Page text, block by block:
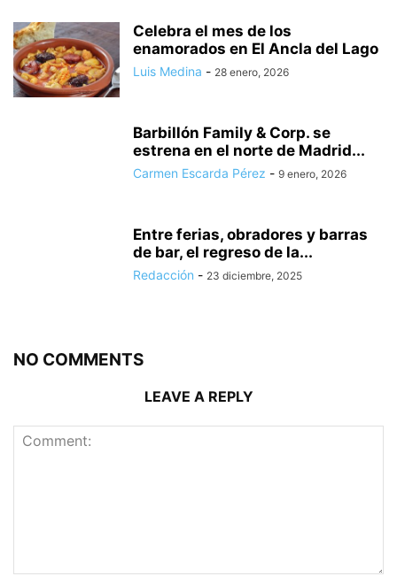
Celebra el mes de los
enamorados en El Ancla del Lago
Luis Medina - 28 enero, 2026
Barbillón Family & Corp. se
estrena en el norte de Madrid...
Carmen Escarda Pérez - 9 enero, 2026
Entre ferias, obradores y barras
de bar, el regreso de la...
Redacción - 23 diciembre, 2025
NO COMMENTS
LEAVE A REPLY